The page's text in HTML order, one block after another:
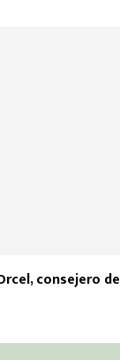
consejero